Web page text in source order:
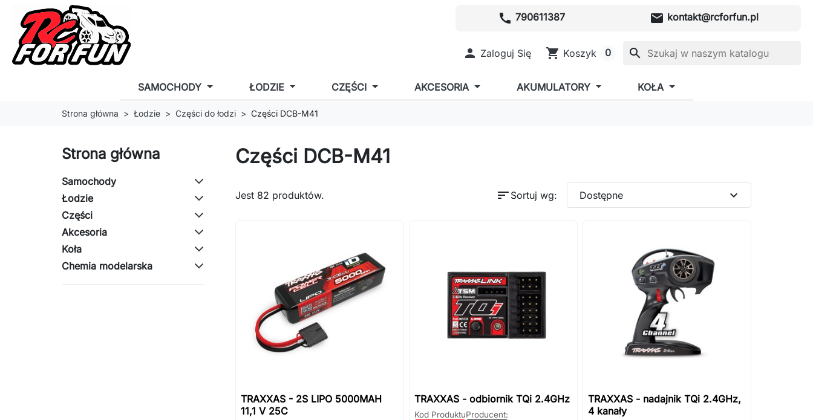
call 790611387 mail kontakt@rcforfun.pl
 Zaloguj Się shopping_cart Koszyk 0 search
SAMOCHODY ŁODZIE CZĘŚCI AKCESORIA AKUMULATORY KOŁA
Strona główna Łodzie Części do łodzi Części DCB-M41
Strona główna
Samochody
Łodzie
Części
Akcesoria
Koła
Chemia modelarska
Części DCB-M41
Jest 82 produktów. sort Sortuj wg: Dostępne expand_more
TRAXXAS - 2S LIPO 5000MAH
11,1 V 25C
TRAXXAS - odbiornik TQi 2.4GHz
Kod ProduktuProducent:
TRAXXAS - nadajnik TQi 2.4GHz,
4 kanały